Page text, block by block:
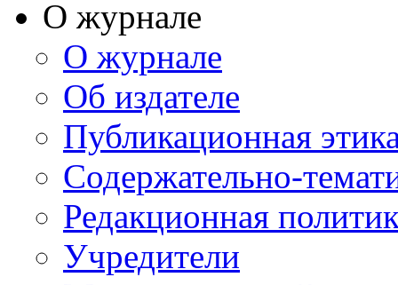
О журнале
О журнале
Об издателе
Публикационная
Содержательно-
Редакционная
Учредители